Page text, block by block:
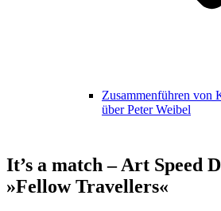
Zusammenführen von
über Peter Weibel
It’s a match – Art Speed
»Fellow Travellers«